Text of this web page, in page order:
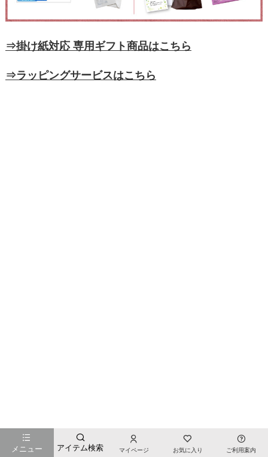
メニュー アイテム検索 マイページ お気に入り ご利用案内
⇒掛け紙対応 専用ギフト商品はこちら
⇒ラッピングサービスはこちら
お店のTOPページへ戻る